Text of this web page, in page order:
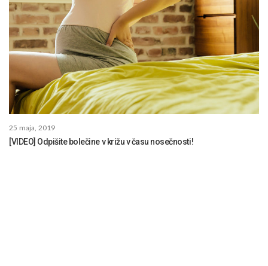
25 maja, 2019
[VIDEO] Odpišite bolečine v križu v času nosečnosti!